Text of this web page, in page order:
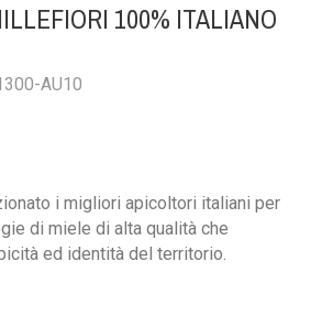
100% ITALIANO
AU10
i migliori apicoltori italiani per
di miele di alta qualità che
ed identità del territorio.